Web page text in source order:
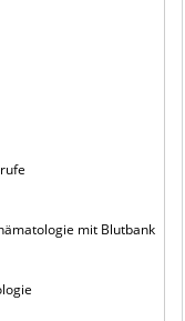
mit Blutbank